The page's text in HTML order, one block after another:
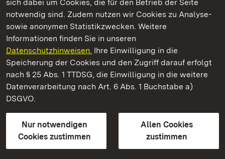
sich dabei um Cookies, die für den Betrieb der Seite
notwendig sind. Zudem nutzen wir Cookies zu Analyse-
sowie anonymen Statistikzwecken. Weitere
Informationen finden Sie in unseren
Datenschutzhinweisen. Ihre Einwilligung in die
Speicherung der Cookies und den Zugriff darauf erfolgt
nach § 25 Abs. 1 TTDSG, die Einwilligung in die weitere
Datenverarbeitung nach Art. 6 Abs. 1 Buchstabe a)
DSGVO.
Nur notwendigen
Cookies zustimmen
Allen Cookies
zustimmen
Staatliche Schlösser und Gärten Baden‑Württemberg
Staatliche Schlösser und Gärten Baden-Württemberg
Kontakt
GebärdenspracheLeichte Sprache
Erklärung zur Barrierefreiheit
BITV-konform (geprüfte Seiten)